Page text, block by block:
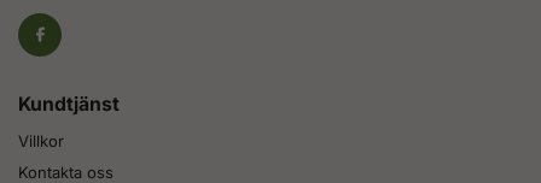
Kundtjänst
Villkor
Kontakta oss